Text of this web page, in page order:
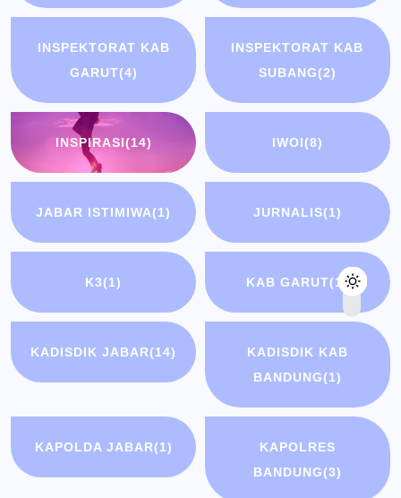
INSPEKTORAT KAB
GARUT(4)
INSPEKTORAT KAB
SUBANG(2)
INSPIRASI(14) IWOI(8)
JABAR ISTIMIWA(1) JURNALIS(1)
K3(1) KAB GARUT(1)
KADISDIK JABAR(14)
KADISDIK KAB
BANDUNG(1)
KAPOLDA JABAR(1)
KAPOLRES
BANDUNG(3)